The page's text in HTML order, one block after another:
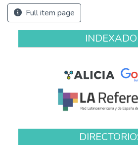
Full item page
INDEXADO